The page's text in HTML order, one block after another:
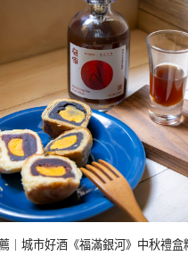
｜城市好酒《福滿銀河》中秋禮盒